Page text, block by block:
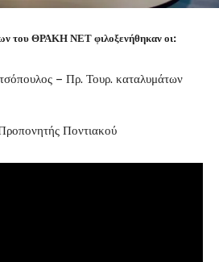
του ΘΡΑΚΗ ΝΕΤ φιλοξενήθηκαν οι:
– Πρ. Τουρ. καταλυμάτων
Ποντιακού